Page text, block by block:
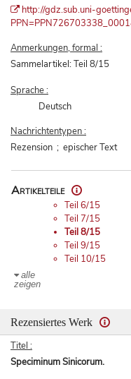
http://gdz.sub.uni-
Anmerkungen, formal :
Sammelartikel: Teil 8/15
Sprache :
Deutsch
Nachrichtentypen :
Rezension ; epischer Text
Artikelteile
Teil 6/15
Teil 7/15
Teil 8/15
Teil 9/15
Teil 10/15
alle
zeigen
Rezensiertes Werk
Titel :
Speciminum Sinicorum.